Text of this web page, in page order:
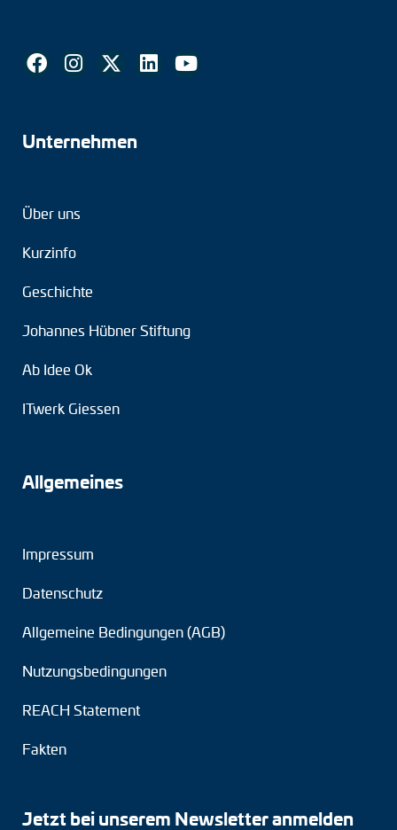
Unternehmen
Über uns
Kurzinfo
Geschichte
Johannes Hübner Stiftung
Ab Idee Ok
ITwerk Giessen
Allgemeines
Impressum
Datenschutz
Allgemeine Bedingungen (AGB)
Nutzungsbedingungen
REACH Statement
Fakten
Jetzt bei unserem Newsletter anmelden